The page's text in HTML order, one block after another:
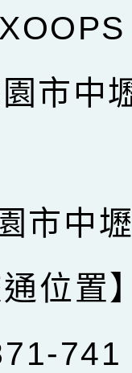
XOOPS
市中
市中
通位置
741